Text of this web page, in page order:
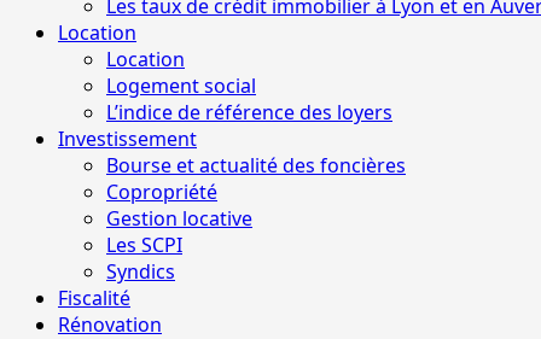
Les taux de crédit immobilier à Lyon et en
Location
Location
Logement social
L’indice de référence des loyers
Investissement
Bourse et actualité des foncières
Copropriété
Gestion locative
Les SCPI
Syndics
Fiscalité
Rénovation